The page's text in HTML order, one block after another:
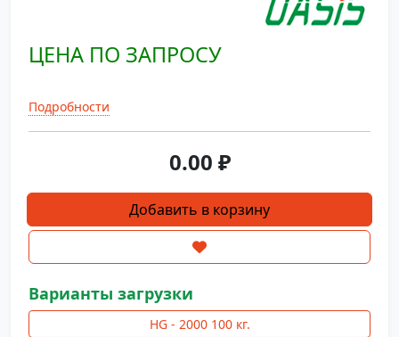
ЦЕНА ПО ЗАПРОСУ
Подробности
0.00 ₽
Количество
товара
машина
HG-
1000
Добавить в корзину
Варианты загрузки
HG - 2000 100 кг.